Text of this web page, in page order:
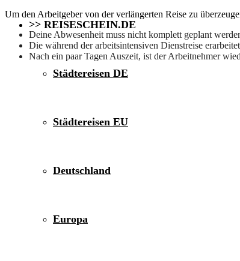
>> REISESCHEIN.DE
Städtereisen DE
Städtereisen EU
Deutschland
Europa
Um den Arbeitgeber von der verlängerten Reise zu
Deine Abwesenheit muss nicht komplett geplant
Die während der arbeitsintensiven Dienstreise
Nach ein paar Tagen Auszeit, ist der Arbeitnehmer